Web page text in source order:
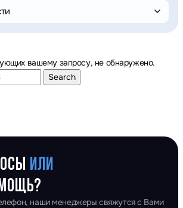
вашему запросу, не обнаружено.
Search
ИЛИ
наши менеджеры свяжутся с Вами